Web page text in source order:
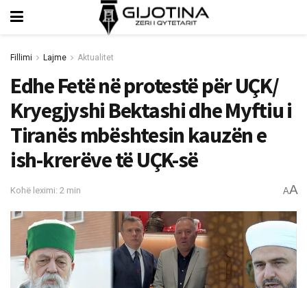
Fillimi Lajme Aktualitet
Edhe Fetë në protestë për UÇK/
Kryegjyshi Bektashi dhe Myftiu i
Tiranës mbështesin kauzën e
ish-krerëve të UÇK-së
Kohë leximi: 2 min AA